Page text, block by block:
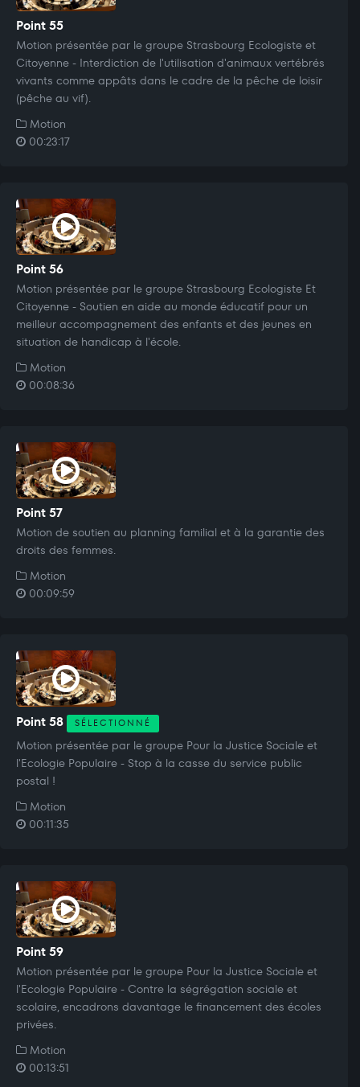
Point 55
Motion présentée par le groupe Strasbourg Ecologiste et
Citoyenne - Interdiction de l'utilisation d'animaux vertébrés
vivants comme appâts dans le cadre de la pêche de loisir
(pêche au vif).
Motion
00:23:17
Point 56
Motion présentée par le groupe Strasbourg Ecologiste Et
Citoyenne - Soutien en aide au monde éducatif pour un
meilleur accompagnement des enfants et des jeunes en
situation de handicap à l'école.
Motion
00:08:36
Point 57
Motion de soutien au planning familial et à la garantie des
droits des femmes.
Motion
00:09:59
Point 58 SÉLECTIONNÉ
Motion présentée par le groupe Pour la Justice Sociale et
l'Ecologie Populaire - Stop à la casse du service public
postal !
Motion
00:11:35
Point 59
Motion présentée par le groupe Pour la Justice Sociale et
l'Ecologie Populaire - Contre la ségrégation sociale et
scolaire, encadrons davantage le financement des écoles
privées.
Motion
00:13:51